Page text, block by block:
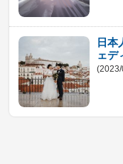
日本
ェデ